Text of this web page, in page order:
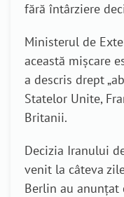
fără întârziere
Ministerul de
această mișcare
a descris drept
Statelor Unite,
Britanii.
Decizia Iranului
venit la câteva
Berlin au anunțat